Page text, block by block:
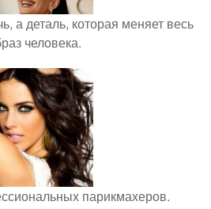
а деталь, которая меняет весь
человека.
парикмахеров.